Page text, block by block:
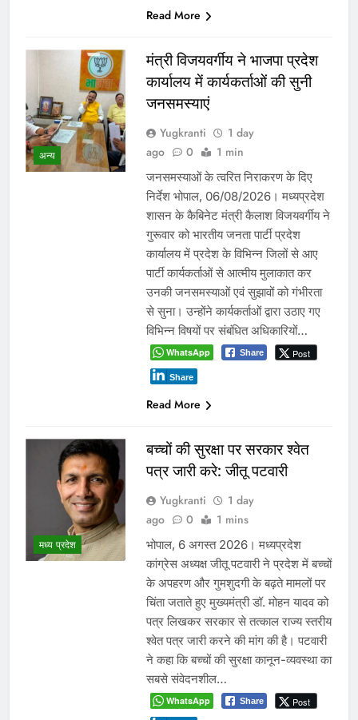
Read More
अन्य
मंत्री विजयवर्गीय ने भाजपा प्रदेश
कार्यालय में कार्यकर्ताओं की सुनी
जनसमस्याएं
Yugkranti
1 day
ago
0 1 min
जनसमस्याओं के त्वरित निराकरण के दिए
निर्देश भोपाल, 06/08/2026। मध्यप्रदेश
शासन के कैबिनेट मंत्री कैलाश विजयवर्गीय ने
गुरूवार को भारतीय जनता पार्टी प्रदेश
कार्यालय में प्रदेश के विभिन्न जिलों से आए
पार्टी कार्यकर्ताओं से आत्मीय मुलाकात कर
उनकी जनसमस्याओं एवं सुझावों को गंभीरता
से सुना। उन्होंने कार्यकर्ताओं द्वारा उठाए गए
विभिन्न विषयों पर संबंधित अधिकारियों…
WhatsApp Share Post
Share
Read More
मध्य प्रदेश
बच्चों की सुरक्षा पर सरकार श्वेत
पत्र जारी करे: जीतू पटवारी
Yugkranti
1 day
ago
0 1 mins
भोपाल, 6 अगस्त 2026। मध्यप्रदेश
कांग्रेस अध्यक्ष जीतू पटवारी ने प्रदेश में बच्चों
के अपहरण और गुमशुदगी के बढ़ते मामलों पर
चिंता जताते हुए मुख्यमंत्री डॉ. मोहन यादव को
पत्र लिखकर सरकार से तत्काल राज्य स्तरीय
श्वेत पत्र जारी करने की मांग की है। पटवारी
ने कहा कि बच्चों की सुरक्षा कानून-व्यवस्था का
सबसे संवेदनशील…
WhatsApp Share Post